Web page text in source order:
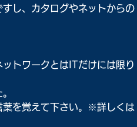
し、カタログやネットからの
トワークとはITだけには限り
葉を覚えて下さい。※詳しくは